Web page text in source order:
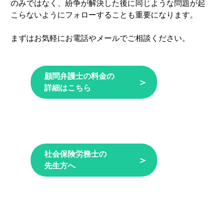
のみではなく、紛争が解決した後に同じような問題が起
こらないようにフォローすることも重要になります。
まずはお気軽にお電話やメールでご相談ください。
顧問弁護士の料金の
詳細はこちら
＞
社会保険労務士の
先生方へ
＞